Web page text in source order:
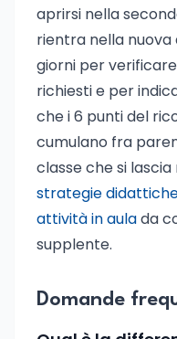
aprirsi nella
rientra nella
giorni per
richiesti e per
che i 6 punti del
cumulano fra
classe che si
strategie
attività in aulada
supplente.
Domande